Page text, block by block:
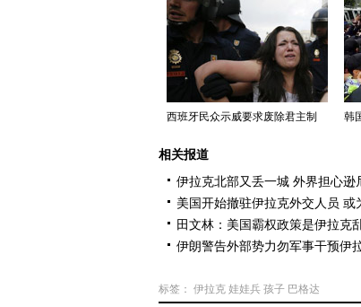
西班牙民众示威要求废除君主制 韩
相关报道
伊拉克北部又丢一城 外界担心逊
美国开始撤驻伊拉克外交人员 或
田文林：美国霸权政策是伊拉克
伊朗警告外部势力勿军事干预伊
标签： 伊拉克 娃娃兵 孩子 巴格达